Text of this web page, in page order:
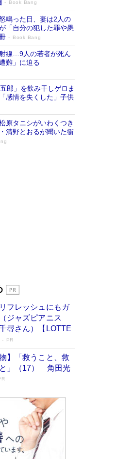
Book Bang
鳴った日、妻は2人の
「自分の犯した罪や愚
Book Bang
線…9人の若者が死ん
難」に迫る
郎」を飲み干しゲロま
感情を失くした」子供
原タニシがいわくつき
清野とおるが聞いた衝
書ベストセラー］
フレッシュにもガ
ジャズピアニス
尋さん）【LOTTE
PR
】「救うこと、救
」（17） 角田光